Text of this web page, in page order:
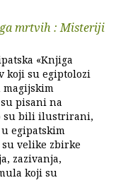
mrtvih : Misteriji
«Knjiga
koji su egiptolozi
pisani na
su bili ilustrirani,
egipatskim
su velike zbirke
zazivanja,
koji su